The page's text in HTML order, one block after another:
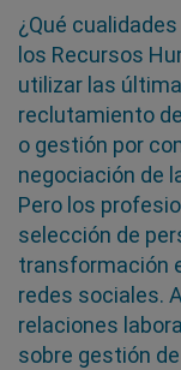
¿Qué
los Recursos
utilizar las
reclutamiento
o gestión por
negociación de
Pero los
selección de
transformación
redes sociales.
relaciones
sobre gestión